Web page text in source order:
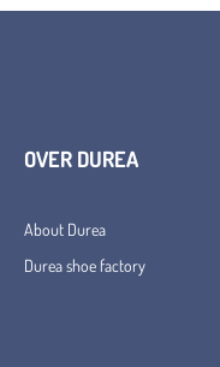
OVER DUREA
About Durea
Durea shoe factory